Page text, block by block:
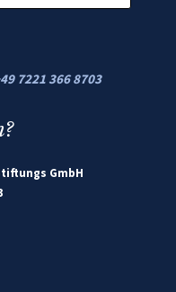
7221 366 8703
GmbH